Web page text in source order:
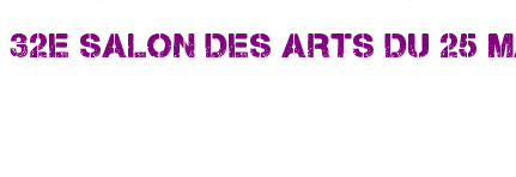
32E SALON DES ARTS DU 25